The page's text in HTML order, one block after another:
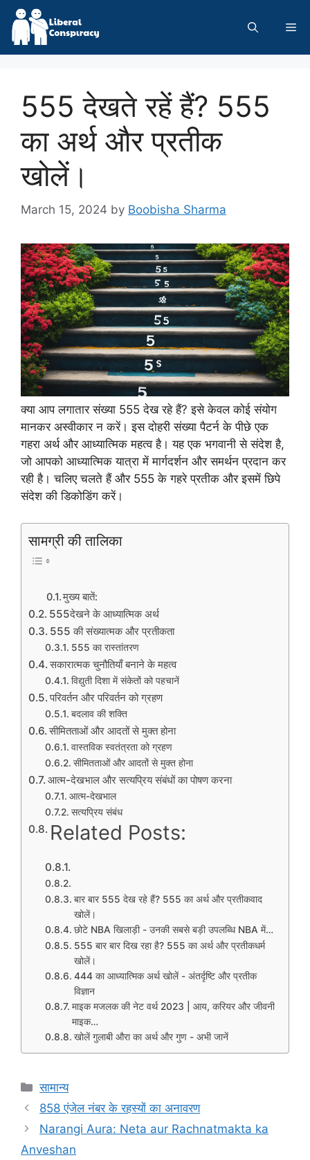
Skip
content
555 देखते रहें हैं? 555
का अर्थ और प्रतीक
खोलें।
March 15, 2024 by Boobisha Sharma
क्या आप लगातार संख्या 555 देख रहे हैं? इसे केवल कोई संयोग
मानकर अस्वीकार न करें। इस दोहरी संख्या पैटर्न के पीछे एक
गहरा अर्थ और आध्यात्मिक महत्व है। यह एक भगवानी से संदेश है,
जो आपको आध्यात्मिक यात्रा में मार्गदर्शन और समर्थन प्रदान कर
रही है। चलिए चलते हैं और 555 के गहरे प्रतीक और इसमें छिपे
संदेश की डिकोडिंग करें।
सामग्री की तालिका
मुख्य बातें:
555देखने के आध्यात्मिक अर्थ
555 की संख्यात्मक और प्रतीकता
555 का रास्तांतरण
सकारात्मक चुनौतियाँ बनाने के महत्व
विद्युती दिशा में संकेतों को पहचानें
परिवर्तन और परिवर्तन को ग्रहण
बदलाव की शक्ति
सीमितताओं और आदतों से मुक्त होना
वास्तविक स्वतंत्रता को ग्रहण
सीमितताओं और आदतों से मुक्त होना
आत्म-देखभाल और सत्यप्रिय संबंधों का पोषण करना
आत्म-देखभाल
सत्यप्रिय संबंध
Related Posts:
बार बार 555 देख रहे हैं? 555 का अर्थ और प्रतीकवाद
खोलें।
छोटे NBA खिलाड़ी - उनकी सबसे बड़ी उपलब्धि NBA में…
555 बार बार दिख रहा है? 555 का अर्थ और प्रतीकधर्म
खोलें।
444 का आध्यात्मिक अर्थ खोलें - अंतर्दृष्टि और प्रतीक
विज्ञान
माइक मजलक की नेट वर्थ 2023 | आय, करियर और जीवनी
माइक…
खोलें गुलाबी औरा का अर्थ और गुण - अभी जानें
Categories
सामान्य
858 एंजेल नंबर के रहस्यों का अनावरण
Narangi Aura: Neta aur Rachnatmakta ka
Anveshan